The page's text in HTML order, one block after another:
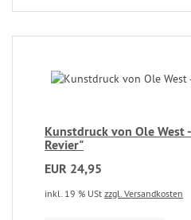
Kunstdruck von Ole West
Revier"
EUR 24,95
inkl. 19 % USt zzgl. Versandkosten